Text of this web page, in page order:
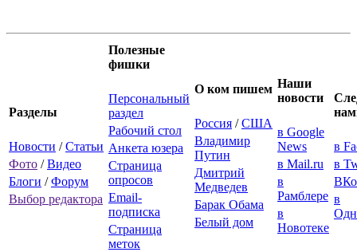
Разделы
Новости /Статьи
Фото /Видео
Блоги /Форум
Выбор редактора
Полезные
фишки
Персональный
раздел
Рабочий стол
Анкета юзера
Страница
опросов
Email-
подписка
Страница
меток
О ком пишем
Россия /США
Владимир
Путин
Дмитрий
Медведев
Барак Обама
Белый дом
Наши
новости
в Google
News
в Mail.ru
в
Рамблере
в
Новотеке
в
в
в